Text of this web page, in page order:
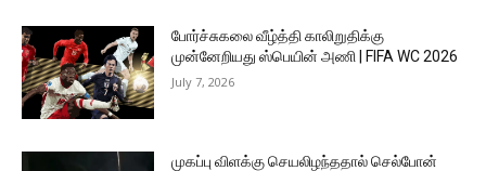
போர்ச்சுகலை வீழ்த்தி காலிறுதிக்கு
முன்னேறியது ஸ்பெயின் அணி | FIFA WC 2026
July 7, 2026
முகப்பு விளக்கு செயலிழந்ததால் செல்போன்